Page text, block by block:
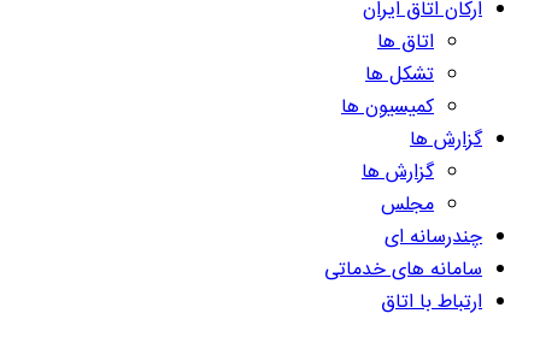
ارکان اتاق ایران
اتاق ها
تشکل ها
کمیسیون ها
گزارش ها
گزارش ها
مجلس
چندرسانه ای
سامانه های خدماتی
ارتباط با اتاق